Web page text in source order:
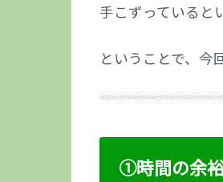
手こずっていると
ということで、今
①時間の余